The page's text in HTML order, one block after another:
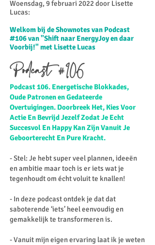
Woensdag, 9 februari 2022 door Lisette
Lucas:​
Welkom bij de Shownotes van Podcast
#106 van "Shift naar EnergyJoy en daar
Voorbij!" met Lisette Lucas
Podcast #106
Podcast 106. Energetische Blokkades,
Oude Patronen en Gedateerde
Overtuigingen. Doorbreek Het, Kies Voor
Actie En Bevrijd Jezelf Zodat Je Echt
Succesvol En Happy Kan Zijn Vanuit Je
Geboorterecht En Pure Kracht.
- Stel: Je hebt super veel plannen, ideeën
en ambitie maar toch is er iets wat je
tegenhoudt om écht voluit te knallen!
- In deze podcast ontdek je dat dat
saboterende ‘iets’ heel eenvoudig en
gemakkelijk te transformeren is.
- Vanuit mijn eigen ervaring laat ik je weten